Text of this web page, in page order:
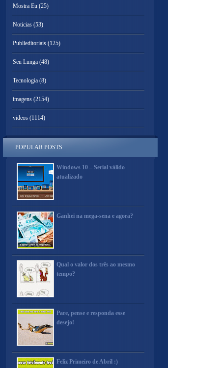
Mostra Eu (25)
Noticias (53)
Publieditoriais (125)
Seu Lunga (48)
Tecnologia (8)
imagens (2154)
videos (1114)
POPULAR POSTS
Windows 10 – Serial válido
atualizado
Ganhei na mega-sena e agora?
Qual o valor dos três ao mesmo
tempo?
Pare, pense e responda esse
desejo!
Feliz Primeiro de Abril :)